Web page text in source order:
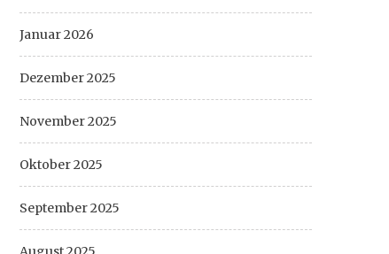
Januar 2026
Dezember 2025
November 2025
Oktober 2025
September 2025